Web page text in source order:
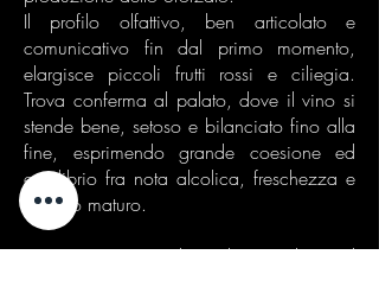
Il profilo olfattivo, ben articolato e
comunicativo fin dal primo momento,
elargisce piccoli frutti rossi e ciliegia.
Trova conferma al palato, dove il vino si
stende bene, setoso e bilanciato fino alla
fine, esprimendo grande coesione ed
equilibrio fra nota alcolica, freschezza e
tannino maturo.
Un vino territoriale, che anche nel